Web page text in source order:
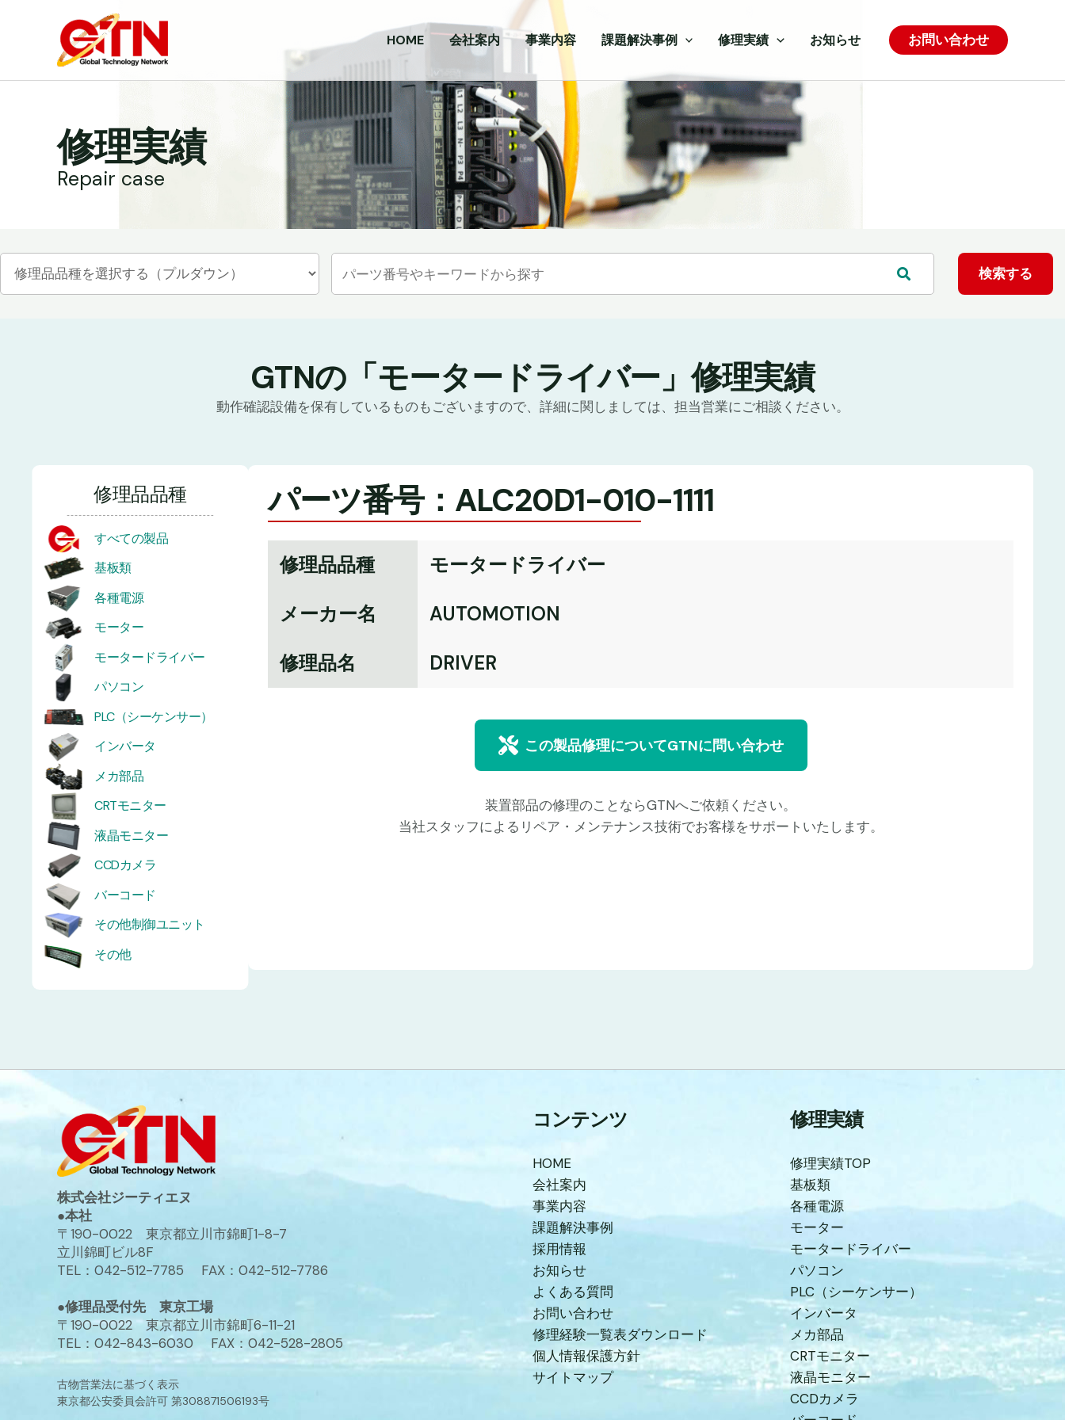
HOME 会社案内 事業内容 課題解決事例 修理実績 お知らせ お問い合わせ
修理実績
Repair case
GTNの「モータードライバー」修理実績
動作確認設備を保有しているものもございますので、詳細に関しましては、担当営業にご相談ください。
修理品品種
すべての製品
基板類
各種電源
モーター
モータードライバー
パソコン
PLC（シーケンサー）
インバータ
メカ部品
CRTモニター
液晶モニター
CCDカメラ
バーコード
その他制御ユニット
その他
パーツ番号：ALC20D1-010-1111
修理品品種
モータードライバー
メーカー名
AUTOMOTION
修理品名
DRIVER
この製品修理についてGTNに問い合わせ
装置部品の修理のことならGTNへご依頼ください。
当社スタッフによるリペア・メンテナンス技術でお客様をサポートいたします。
株式会社ジーティエヌ
●本社
〒190-0022 東京都立川市錦町1-8-7
立川錦町ビル8F
TEL：042-512-7785 FAX：042-512-7786
●修理品受付先 東京工場
〒190-0022 東京都立川市錦町6-11-21
TEL：042-843-6030 FAX：042-528-2805
古物営業法に基づく表示
東京都公安委員会許可 第308871506193号
コンテンツ
HOME
会社案内
事業内容
課題解決事例
採用情報
お知らせ
よくある質問
お問い合わせ
修理経験一覧表ダウンロード
個人情報保護方針
サイトマップ
修理実績
修理実績TOP
基板類
各種電源
モーター
モータードライバー
パソコン
PLC（シーケンサー）
インバータ
メカ部品
CRTモニター
液晶モニター
CCDカメラ